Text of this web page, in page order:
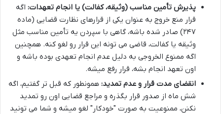
پذیرش تأمین مناسب (وثیقه، کفالت) یا انجام تعهدات: اگه
قرار منع خروج به عنوان یکی از قرارهای نظارت قضایی (ماده
۲۴۷) صادر شده باشه، گاهی با سپردن یه تأمین مناسب مثل
وثیقه یا کفالت، قاضی می تونه این قرار رو لغو کنه. همچنین
اگه ممنوع الخروجی به دلیل عدم انجام تعهدی بوده باشه و
اون تعهد انجام بشه، قرار رفع میشه.
انقضای مدت قرار و عدم تمدید: همونطور که قبل تر گفتیم، اگه
شش ماه از صدور قرار بگذره و مراجع قضایی اون رو تمدید
نکنن، ممنوعیت به صورت "خودکار" لغو میشه و شما می تونید